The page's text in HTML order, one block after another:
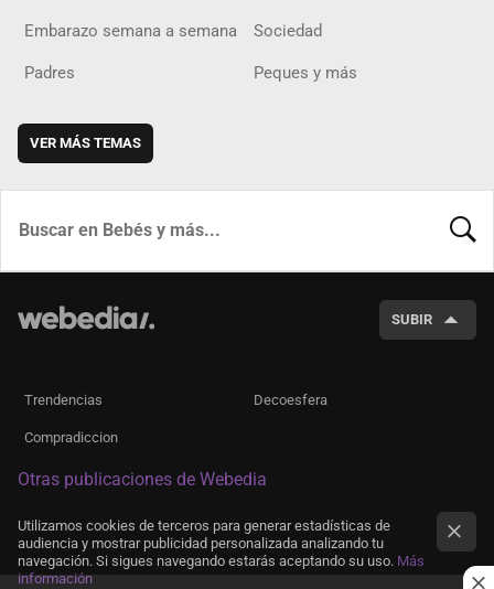
Embarazo semana a semana Sociedad
Padres Peques y más
VER MÁS TEMAS
SUBIR
Trendencias Decoesfera
Compradiccion
Otras publicaciones de Webedia
Utilizamos cookies de terceros para generar estadísticas de
audiencia y mostrar publicidad personalizada analizando tu
navegación. Si sigues navegando estarás aceptando su uso. Más
información